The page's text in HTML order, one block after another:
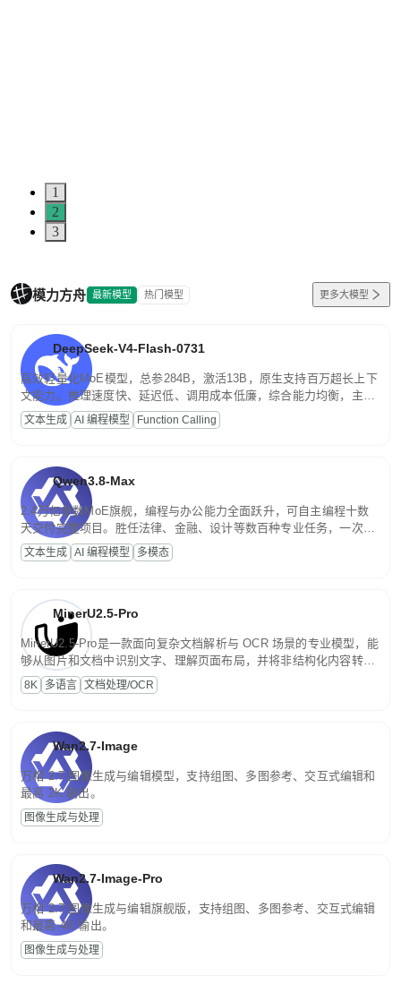
1
2
3
模力方舟 最新模型 热门模型 更多大模型
DeepSeek-V4-Flash-0731
高效轻量化MoE模型，总参284B，激活13B，原生支持百万超长上下
文能力。推理速度快、延迟低、调用成本低廉，综合能力均衡，主打
高并发、轻量化任务，适合日常对话、内容创作、基础 RAG、批量
文案处理等普惠刚需场景。
文本生成 AI 编程模型 Function Calling
Qwen3.8-Max
2.4万亿参数MoE旗舰，编程与办公能力全面跃升，可自主编程十数
天交付完整项目。胜任法律、金融、设计等数百种专业任务，一次对
话端到端交付生产级成果。原生视觉理解贯穿规划、执行与验证全流
程，支持超长文档与长视频的深度语义解析。长程任务中自主规划与
文本生成 AI 编程模型 多模态
MinerU2.5-Pro
MinerU2.5-Pro是一款面向复杂文档解析与 OCR 场景的专业模型，能
够从图片和文档中识别文字、理解页面布局，并将非结构化内容转换
为便于存储、检索和二次处理的结构化结果。
8K 多语言 文档处理/OCR
Wan2.7-Image
万相 2.7 图像生成与编辑模型，支持组图、多图参考、交互式编辑和
最高 2K 输出。
图像生成与处理
Wan2.7-Image-Pro
万相 2.7 图像生成与编辑旗舰版，支持组图、多图参考、交互式编辑
和最高 4K 输出。
图像生成与处理